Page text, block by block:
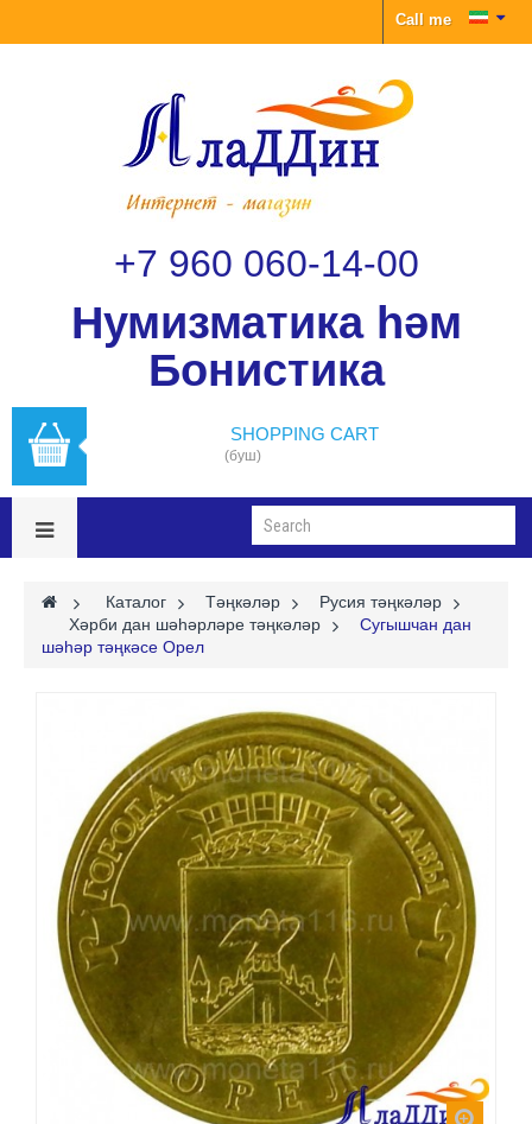
Call me
+7 960 060-14-00
Нумизматика һәм
Бонистика
SHOPPING CART
(буш)
> Каталог > Тәңкәләр >
Русия тәңкәләр
Хәрби дан шәһәрләре тәңкәләр >
Сугышчан дан
шәһәр тәңкәсе Орел